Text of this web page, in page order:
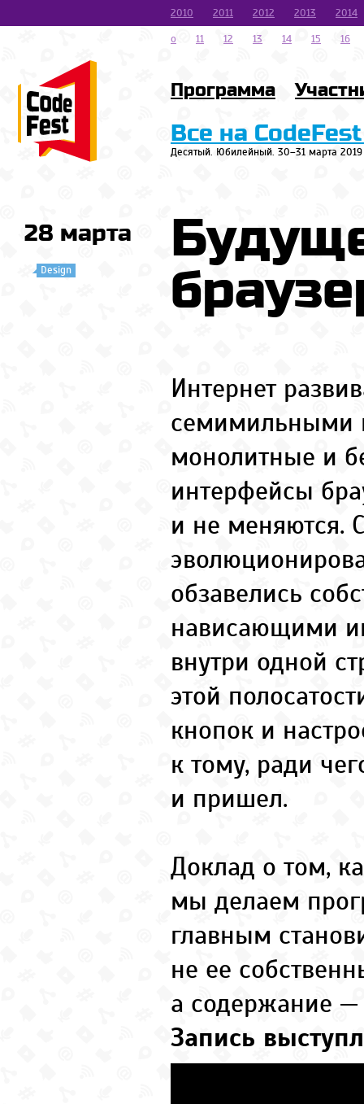
2010 2011 2012 2013
2014
o
11 12 13 14 15 16
Программа
Все на
Десятый. Юбилейный. 30–31 марта 2019
28 марта
Design
Интернет
семимильными
монолитные и
интерфейсы
и не меняются.
обзавелись
нависающими
внутри одной
этой
кнопок и
к тому, ради
и пришел.
Доклад о том,
мы делаем
главным
не ее
а содержание —
Запись